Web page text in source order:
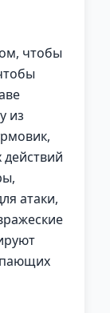
чтобы
из
атаки,